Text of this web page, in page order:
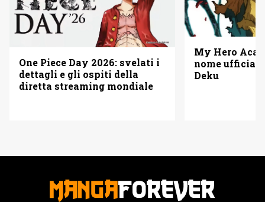
One Piece Day 2026: svelati i
dettagli e gli ospiti della
diretta streaming mondiale
My Hero
nome
Deku